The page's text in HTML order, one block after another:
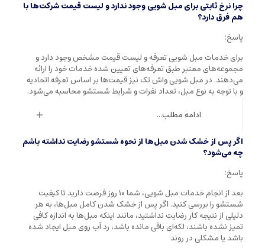
چرا نرخ ثابتی برای مبل شویی وجود ندارد و لیست قیمت شرکت‌ها با
هم فرق دارد؟
پاسخ:
برای خدمات مبل شویی تعرفه و لیست قیمت مشخص وجود دارد و
مجموعه‌های معتبر طبق تعرفه‌های تعیین شده خدمات خود را ارائه
می‌دهند. در مبل شویی واش تک نیز قیمت‌ها بر اساس تعرفه اتحادیه
و با توجه به نوع مبل، تعداد نفرات و شرایط شستشو محاسبه می‌شود.
ادامه مطلب...
اگر پس از خشک شدن مبل‌ها از نحوه شستشو رضایت نداشته باشم
چه می‌شود؟
پاسخ:
بعد از انجام خدمات مبل شویی، شما ۱۰ روز فرصت دارید تا کیفیت
شستشو را بررسی کنید. اگر پس از خشک شدن کامل مبل‌ها، به هر
دلیلی از نتیجه کار رضایت نداشتید، مانند اینکه مبل‌ها به اندازه کافی
تمیز نشده باشند، لکه‌ای باقی مانده باشد، رد آب روی مبل ایجاد شده
باشد یا مشکلی در روند